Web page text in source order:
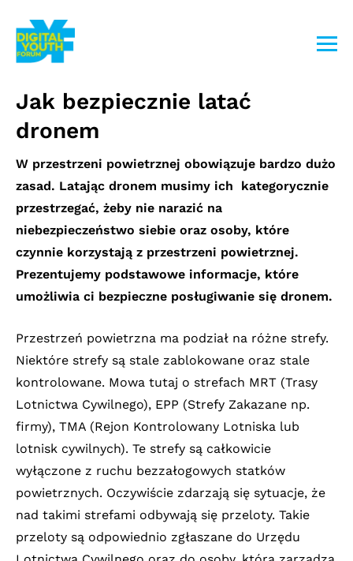
treści
Jak bezpiecznie latać
dronem
W przestrzeni powietrznej obowiązuje bardzo dużo
zasad. Latając dronem musimy ich kategorycznie
przestrzegać, żeby nie narazić na
niebezpieczeństwo siebie oraz osoby, które
czynnie korzystają z przestrzeni powietrznej.
Prezentujemy podstawowe informacje, które
umożliwia ci bezpieczne posługiwanie się dronem.
Przestrzeń powietrzna ma podział na różne strefy.
Niektóre strefy są stale zablokowane oraz stale
kontrolowane. Mowa tutaj o strefach MRT (Trasy
Lotnictwa Cywilnego), EPP (Strefy Zakazane np.
firmy), TMA (Rejon Kontrolowany Lotniska lub
lotnisk cywilnych). Te strefy są całkowicie
wyłączone z ruchu bezzałogowych statków
powietrznych. Oczywiście zdarzają się sytuacje, że
nad takimi strefami odbywają się przeloty. Takie
przeloty są odpowiednio zgłaszane do Urzędu